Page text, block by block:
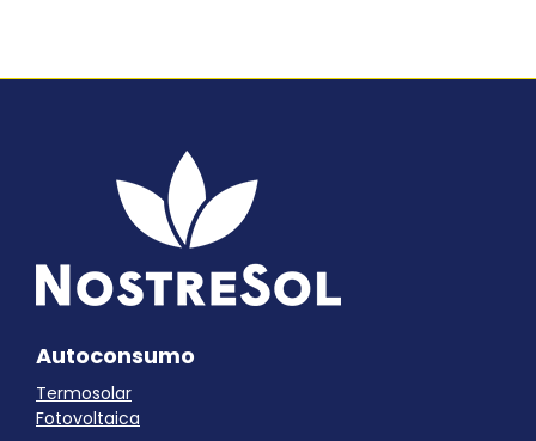
Autoconsumo
Termosolar
Fotovoltaica